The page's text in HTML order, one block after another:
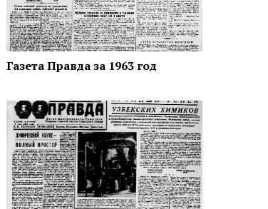
Газета Правда за 1963 год